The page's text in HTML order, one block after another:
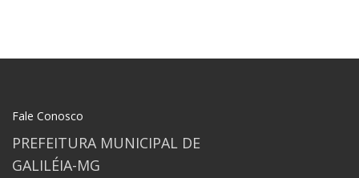
Fale Conosco
PREFEITURA MUNICIPAL DE
GALILÉIA-MG